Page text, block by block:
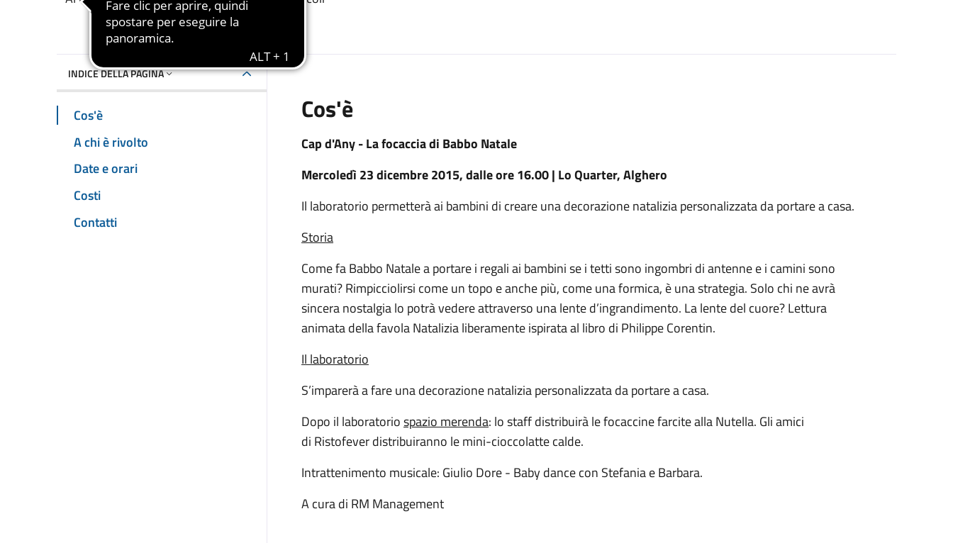
INDICE DELLA PAGINA
Cos'è
A chi è rivolto
Date e orari
Costi
Contatti
Cos'è
Cap d'Any - La focaccia di Babbo Natale
Mercoledì 23 dicembre 2015, dalle ore 16.00 | Lo Quarter, Alghero
Il laboratorio permetterà ai bambini di creare una decorazione natalizia personalizzata da portare a casa.
Storia
Come fa Babbo Natale a portare i regali ai bambini se i tetti sono ingombri di antenne e i camini sono
murati? Rimpicciolirsi come un topo e anche più, come una formica, è una strategia. Solo chi ne avrà
sincera nostalgia lo potrà vedere attraverso una lente d’ingrandimento. La lente del cuore? Lettura
animata della favola Natalizia liberamente ispirata al libro di Philippe Corentin.
Il laboratorio
S’imparerà a fare una decorazione natalizia personalizzata da portare a casa.
Dopo il laboratoriospazio merenda: lo staff distribuirà le focaccine farcite alla Nutella. Gli amici
di Ristofever distribuiranno le mini-cioccolatte calde.
Intrattenimento musicale: Giulio Dore - Baby dance con Stefania e Barbara.
A cura di RM Management